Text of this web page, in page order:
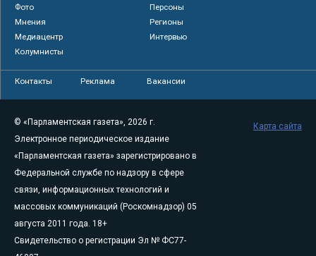
Фото
Персоны
Мнения
Регионы
Медиацентр
Интервью
Колумнисты
Контакты Реклама Вакансии
© «Парламентская газета», 2026 г.
Электронное периодическое издание
«Парламентская газета» зарегистрировано в
Федеральной службе по надзору в сфере
связи, информационных технологий и
массовых коммуникаций (Роскомнадзор) 05
августа 2011 года. 18+
Свидетельство о регистрации Эл № ФС77-
Карта сайта